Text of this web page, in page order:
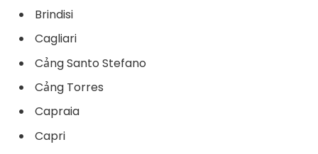
Brindisi
Cagliari
Cảng Santo Stefano
Cảng Torres
Capraia
Capri